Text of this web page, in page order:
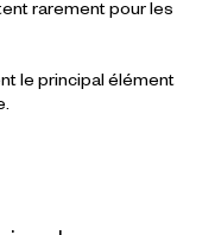
rarement pour les
le principal élément